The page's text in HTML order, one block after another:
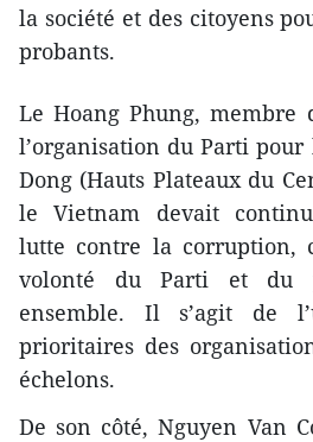
la société et des citoyens
probants.
Le Hoang Phung, membre
l’organisation du Parti
Dong (Hauts Plateaux du
le Vietnam devait
lutte contre la corruption,
volonté du Parti et ​du
ensemble. Il s’agit de
prioritaires des
échelons.
De son côté, Nguyen Van